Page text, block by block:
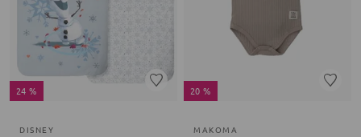
24 %
DISNEY
20 %
MAKOMA